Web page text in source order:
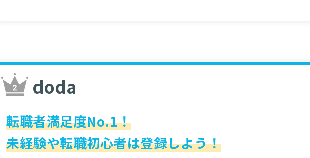
doda
転職者満足度No.1！
未経験や転職初心者は登録しよう！